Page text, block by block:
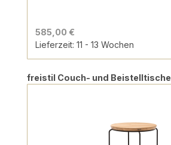
585,00 €
Lieferzeit: 11 - 13 Wochen
Produktgalerie überspringen
freistil Couch- und Beistelltische